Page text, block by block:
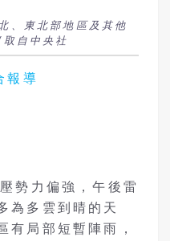
、東北部地區及其他
自中央社
報導
勢力偏強，午後雷
為多雲到晴的天
有局部短暫陣雨，